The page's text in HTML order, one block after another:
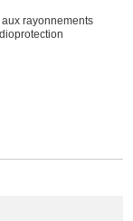
rayonnements